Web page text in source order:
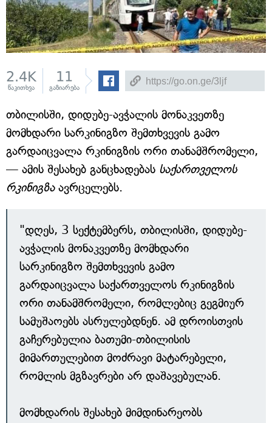
2.4K
წაკითხვა
11
გაზიარება
თბილისში, დიდუბე-ავჭალის მონაკვეთზე
მომხდარი სარკინიგზო შემთხვევის გამო
გარდაიცვალა რკინიგზის ორი თანამშრომელი,
— ამის შესახებ განცხადებას საქართველოს
რკინიგზაავრცელებს.
"დღეს, 3 სექტემბერს, თბილისში, დიდუბე-
ავჭალის მონაკვეთზე მომხდარი
სარკინიგზო შემთხვევის გამო
გარდაიცვალა საქართველოს რკინიგზის
ორი თანამშრომელი, რომლებიც გეგმიურ
სამუშაოებს ასრულებდნენ. ამ დროისთვის
გაჩერებულია ბათუმი-თბილისის
მიმართულებით მოძრავი მატარებელი,
რომლის მგზავრები არ დაშავებულან.
მომხდარის შესახებ მიმდინარეობს